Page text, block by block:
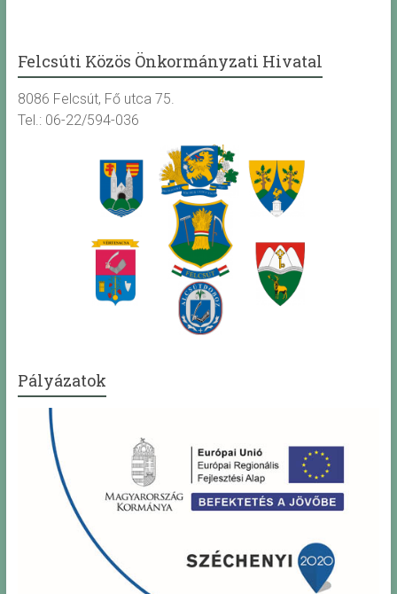
Felcsúti Közös Önkormányzati Hivatal
8086 Felcsút, Fő utca 75.
Tel.: 06-22/594-036
Pályázatok